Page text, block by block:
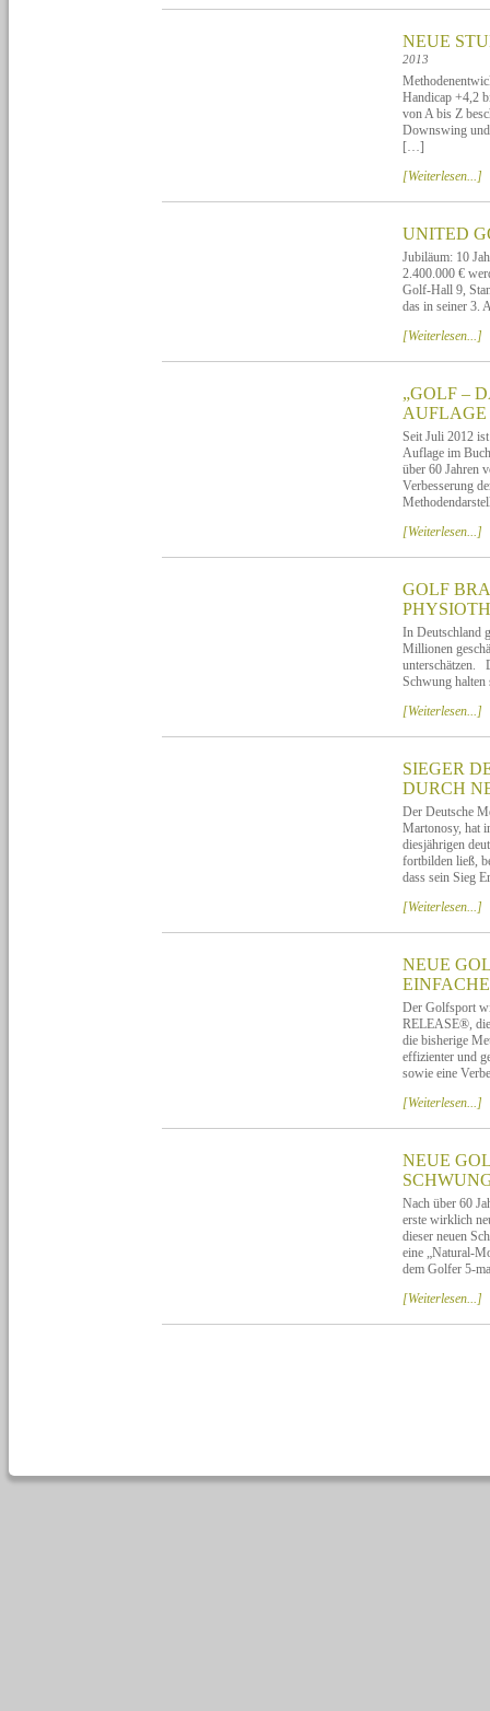
NEUE
2013
Handicap +4,2
von A bis Z
Downswing
[…]
[Weiterlesen...]
UNITED
Jubiläum: 10
2.400.000 €
Golf-Hall 9,
das in seiner 3.
[Weiterlesen...]
„GOLF –
AUFLAGE
Seit Juli 2012
Auflage im
über 60 Jahren
Verbesserung
[Weiterlesen...]
GOLF
In Deutschland
Millionen
unterschätzen.
Schwung
[Weiterlesen...]
SIEGER
DURCH
Der Deutsche
Martonosy, hat
diesjährigen
fortbilden ließ,
dass sein Sieg
[Weiterlesen...]
NEUE
Der Golfsport
RELEASE®, die
die bisherige
effizienter und
sowie eine
[Weiterlesen...]
NEUE
Nach über 60
erste wirklich
dieser neuen
eine „Natural-
dem Golfer 5-
[Weiterlesen...]